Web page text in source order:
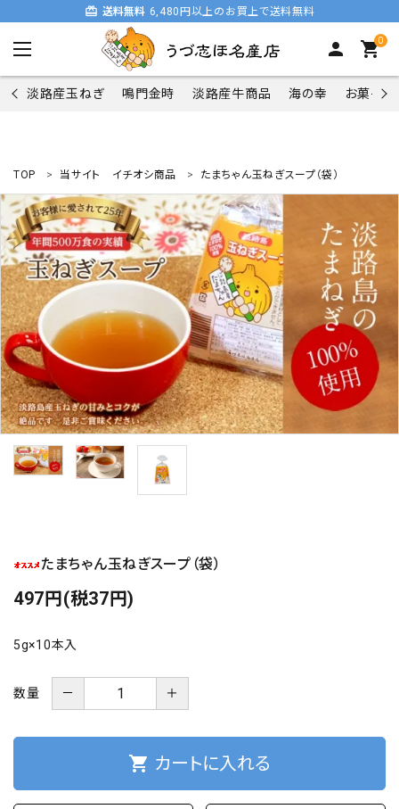
card_giftcard 送料無料 6,480円以上のお買上で送料無料
person 0
shopping_cart
淡路産玉ねぎ 鳴門金時 淡路産牛商品 海の幸 お菓子類
search
商品一覧
淡路産玉ねぎ
鳴門金時
淡路産牛商品
海の幸
お菓子類
玉ちゃん・雑貨
お支払い・配送
TOP 当サイト イチオシ商品 たまちゃん玉ねぎスープ（袋）
たまちゃん玉ねぎスープ（袋）
497円(税37円)
5g×10本入
数量 － ＋
shopping_cart カートに入れる